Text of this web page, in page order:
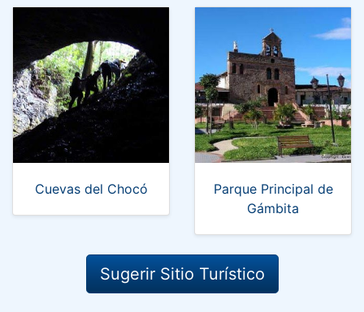
Cuevas del Chocó
Parque Principal de
Gámbita
Sugerir Sitio Turístico